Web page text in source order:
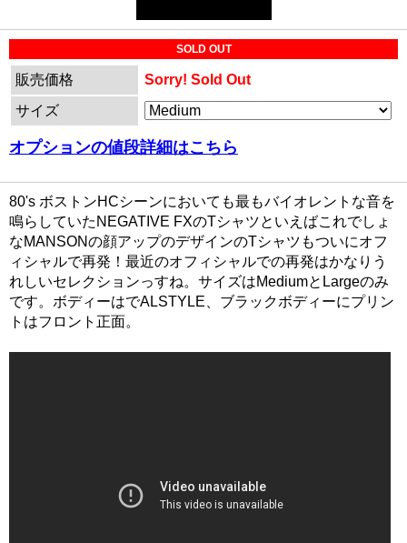
SOLD OUT
販売価格
Sorry! Sold Out
サイズ
オプションの値段詳細はこちら
80's ボストンHCシーンにおいても最もバイオレントな音を
鳴らしていたNEGATIVE FXのTシャツといえばこれでしょ
なMANSONの顔アップのデザインのTシャツもついにオフ
ィシャルで再発！最近のオフィシャルでの再発はかなりう
れしいセレクションっすね。サイズはMediumとLargeのみ
です。ボディーはでALSTYLE、ブラックボディーにプリン
トはフロント正面。